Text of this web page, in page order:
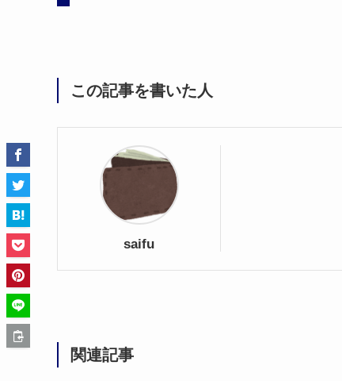
この記事を書いた人
saifu
関連記事